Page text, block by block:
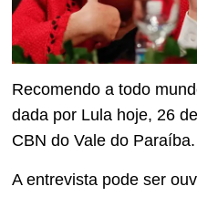
Recomendo a todo
dada por Lula hoje, 26
CBN do Vale do Paraíba.
A entrevista pode ser